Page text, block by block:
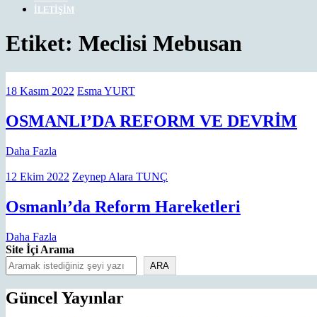
İLETIŞIM
MENU
Etiket: Meclisi Mebusan
18 Kasım 2022 18
2022
Esma YURTEsma
OSMANLI’DA REFORM VE DEVRİM
Daha Fazla
12 Ekim 2022 12
2022
Zeynep Alara TUNÇ
TUNÇ
Osmanlı’da Reform Hareketleri
Daha Fazla
Fazla
Site İçi Arama
ARA
Güncel Yayınlar